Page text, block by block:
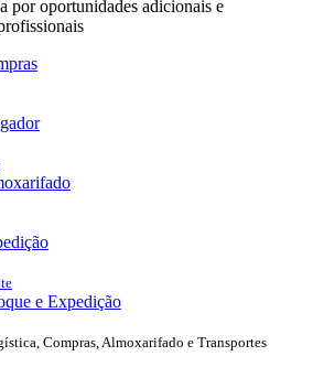
por oportunidades adicionais e
e Expedição
Compras, Almoxarifado e Transportes